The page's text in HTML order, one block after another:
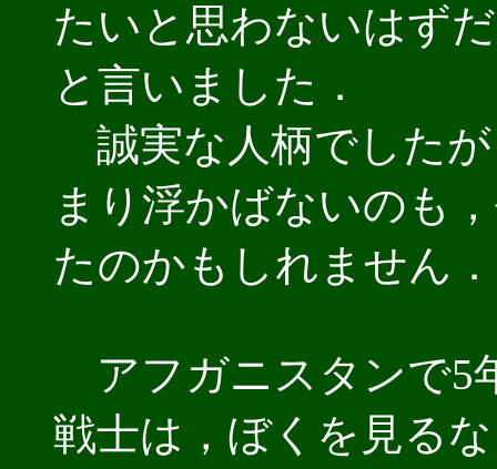
たいと思わないはず
と言いました．
誠実な人柄でした
まり浮かばないのも
たのかもしれません．
アフガニスタンで5
戦士は，ぼくを見る